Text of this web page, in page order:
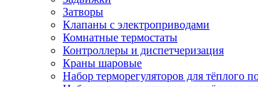
Затворы
Клапаны с электроприводами
Комнатные термостаты
Контроллеры и диспетчеризация
Краны шаровые
Набор терморегуляторов для тёплого